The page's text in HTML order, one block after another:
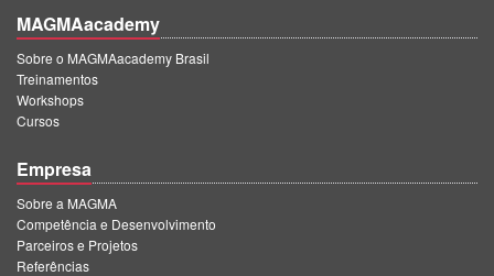
EN
MAGMA Coréia
EN
MAGMAacademy
Sobre o MAGMAacademy Brasil
Treinamentos
Workshops
Cursos
Empresa
Sobre a MAGMA
Competência e Desenvolvimento
Parceiros e Projetos
Referências